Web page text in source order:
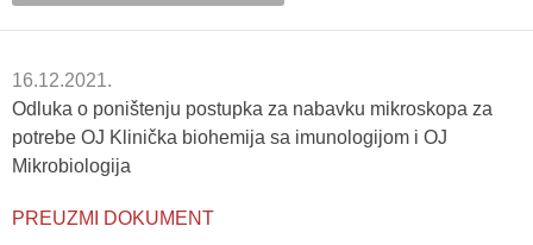
16.12.2021.
Odluka o poništenju postupka za nabavku mikroskopa za
potrebe OJ Klinička biohemija sa imunologijom i OJ
Mikrobiologija
PREUZMI DOKUMENT